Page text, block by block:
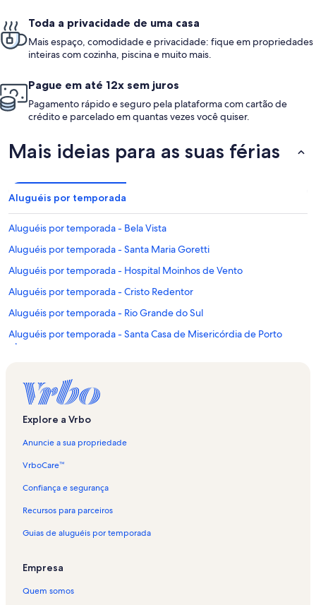
Toda a privacidade de uma casa
Mais espaço, comodidade e privacidade: fique em propriedades
inteiras com cozinha, piscina e muito mais.
Pague em até 12x sem juros
Pagamento rápido e seguro pela plataforma com cartão de
crédito e parcelado em quantas vezes você quiser.
Mais ideias para as suas férias
Aluguéis por temporada
Aluguéis por temporada - Bela Vista
Aluguéis por temporada - Santa Maria Goretti
Aluguéis por temporada - Hospital Moinhos de Vento
Aluguéis por temporada - Cristo Redentor
Aluguéis por temporada - Rio Grande do Sul
Aluguéis por temporada - Santa Casa de Misericórdia de Porto
Alegre
Aluguéis por temporada - Mercado Público
Aluguéis por temporada - Praça Província de Shiga
Aluguéis por temporada - Arena do Grêmio
Aluguéis por temporada - Santa Cecília
Explore a Vrbo
Anuncie a sua propriedade
VrboCare™
Confiança e segurança
Recursos para parceiros
Guias de aluguéis por temporada
Empresa
Quem somos